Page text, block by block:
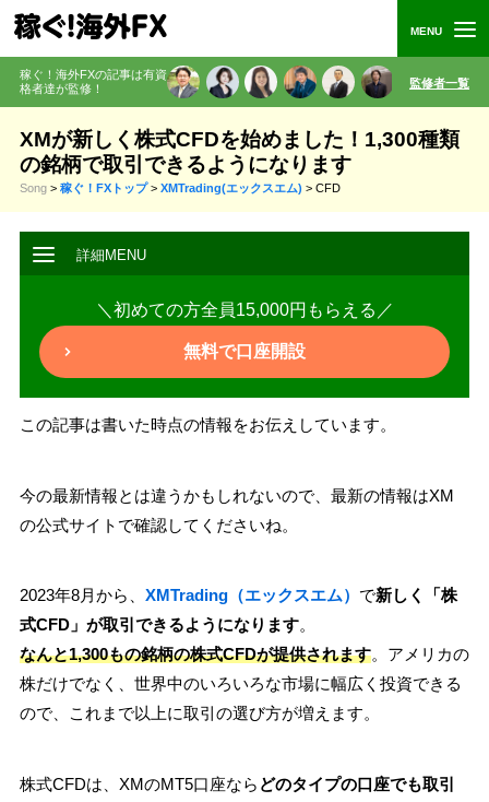
稼ぐ！海外FXの記事は有資
格者達が監修 ！ 監修者一覧
XMが新しく株式CFDを始めました！1,300種類
の銘柄で取引できるようになります
Song > 稼ぐ！FXトップ> XMTrading(エックスエム) > CFD
＼初めての方全員15,000円もらえる／
無料で口座開設
この記事は書いた時点の情報をお伝えしています。
今の最新情報とは違うかもしれないので、最新の情報はXM
の公式サイトで確認してくださいね。
2023年8月から、 XMTrading（エックスエム） で新しく「株
式CFD」が取引できるようになります。
なんと1,300もの銘柄の株式CFDが提供されます。アメリカの
株だけでなく、世界中のいろいろな市場に幅広く投資できる
ので、これまで以上に取引の選び方が増えます。
株式CFDは、XMのMT5口座なら どのタイプの口座でも取引